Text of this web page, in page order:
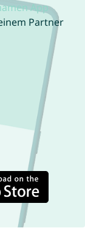
App
Partner